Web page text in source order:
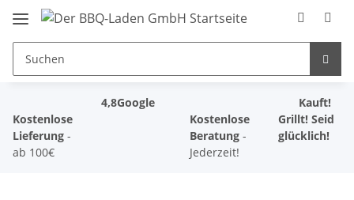
Kostenlose
Lieferung -
ab 100€
4,8Google
Kostenlose
Beratung -
Jederzeit!
Kauft!
Grillt! Seid
glücklich!